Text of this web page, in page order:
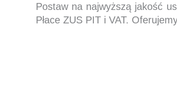
Postaw na najwyższą jakość
Płace ZUS PIT i VAT.